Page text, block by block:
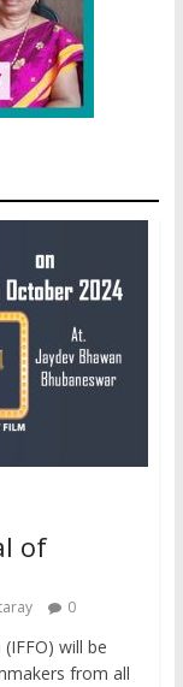
of
0
will be
from all